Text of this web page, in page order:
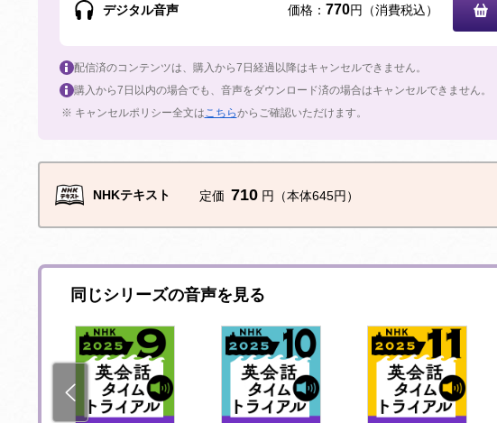
デジタル音声 価格： 770円（消費税込）
配信済のコンテンツは、購入から7日経過以降はキャンセルできません。
購入から7日以内の場合でも、音声をダウンロード済の場合はキャンセルできません。
※ キャンセルポリシー全文はこちらからご確認いただけます。
NHKテキスト 定価 710 円（本体645円）
同じシリーズの音声を見る